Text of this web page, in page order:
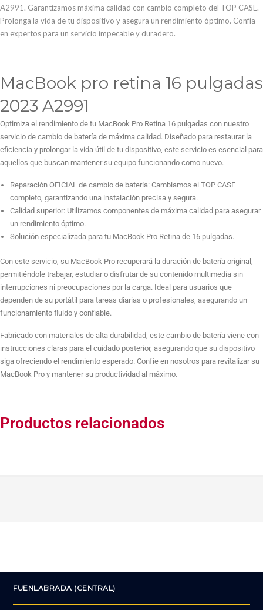
retina
16
pulgadas
A2991. Garantizamos máxima calidad con cambio completo del TOP CASE.
Prolonga la vida de tu dispositivo y asegura un rendimiento óptimo. Confía
en expertos para un servicio impecable y duradero.
MacBook pro retina 16 pulgadas
2023 A2991
Optimiza el rendimiento de tu MacBook Pro Retina 16 pulgadas con nuestro
servicio de cambio de batería de máxima calidad. Diseñado para restaurar la
eficiencia y prolongar la vida útil de tu dispositivo, este servicio es esencial para
aquellos que buscan mantener su equipo funcionando como nuevo.
Reparación OFICIAL de cambio de batería: Cambiamos el TOP CASE
completo, garantizando una instalación precisa y segura.
Calidad superior: Utilizamos componentes de máxima calidad para asegurar
un rendimiento óptimo.
Solución especializada para tu MacBook Pro Retina de 16 pulgadas.
Con este servicio, su MacBook Pro recuperará la duración de batería original,
permitiéndole trabajar, estudiar o disfrutar de su contenido multimedia sin
interrupciones ni preocupaciones por la carga. Ideal para usuarios que
dependen de su portátil para tareas diarias o profesionales, asegurando un
funcionamiento fluido y confiable.
Fabricado con materiales de alta durabilidad, este cambio de batería viene con
instrucciones claras para el cuidado posterior, asegurando que su dispositivo
siga ofreciendo el rendimiento esperado. Confíe en nosotros para revitalizar su
MacBook Pro y mantener su productividad al máximo.
Productos relacionados
FUENLABRADA (CENTRAL)